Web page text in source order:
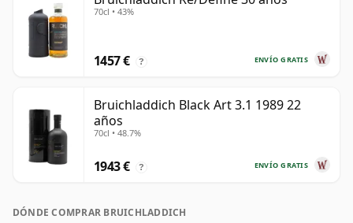
70cl • 43%
ENVÍO GRATIS
1457 € ?
Bruichladdich Black Art 3.1 1989 22
años
70cl • 48.7%
ENVÍO GRATIS
1943 € ?
DÓNDE COMPRAR BRUICHLADDICH